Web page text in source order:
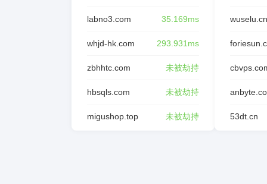
labno3.com 35.169ms
whjd-hk.com 293.931ms
zbhhtc.com 未被劫持
hbsqls.com 未被劫持
migushop.top 未被劫持
wuselu.cn
53dt.cn